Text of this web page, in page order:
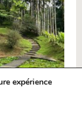
expérience